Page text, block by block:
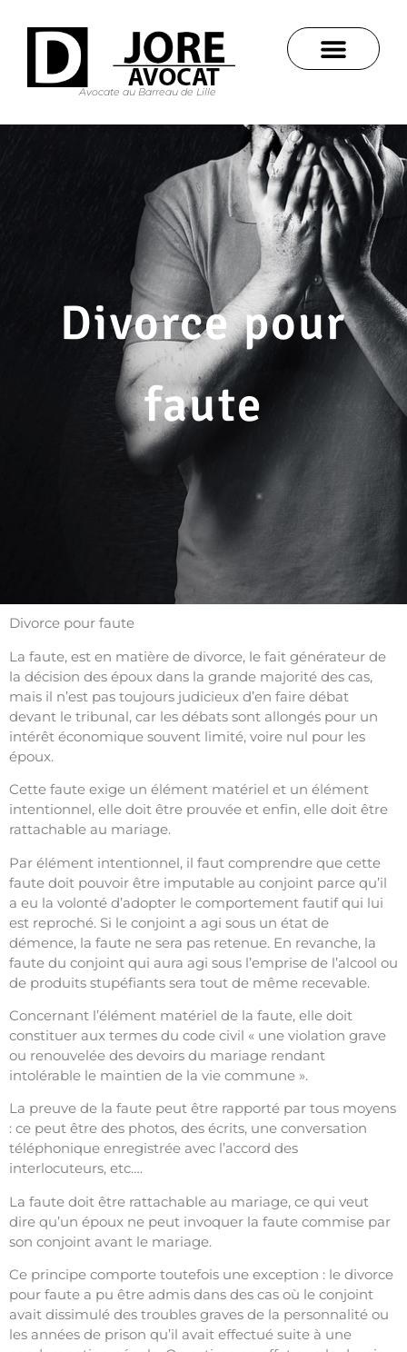
Avocate au Barreau de Lille
Divorce pour
faute
Divorce pour faute
La faute, est en matière de divorce, le fait générateur de
la décision des époux dans la grande majorité des cas,
mais il n’est pas toujours judicieux d’en faire débat
devant le tribunal, car les débats sont allongés pour un
intérêt économique souvent limité, voire nul pour les
époux.
Cette faute exige un élément matériel et un élément
intentionnel, elle doit être prouvée et enfin, elle doit être
rattachable au mariage.
Par élément intentionnel, il faut comprendre que cette
faute doit pouvoir être imputable au conjoint parce qu’il
a eu la volonté d’adopter le comportement fautif qui lui
est reproché. Si le conjoint a agi sous un état de
démence, la faute ne sera pas retenue. En revanche, la
faute du conjoint qui aura agi sous l’emprise de l’alcool ou
de produits stupéfiants sera tout de même recevable.
Concernant l’élément matériel de la faute, elle doit
constituer aux termes du code civil « une violation grave
ou renouvelée des devoirs du mariage rendant
intolérable le maintien de la vie commune ».
La preuve de la faute peut être rapporté par tous moyens
: ce peut être des photos, des écrits, une conversation
téléphonique enregistrée avec l’accord des
interlocuteurs, etc….
La faute doit être rattachable au mariage, ce qui veut
dire qu’un époux ne peut invoquer la faute commise par
son conjoint avant le mariage.
Ce principe comporte toutefois une exception : le divorce
pour faute a pu être admis dans des cas où le conjoint
avait dissimulé des troubles graves de la personnalité ou
les années de prison qu’il avait effectué suite à une